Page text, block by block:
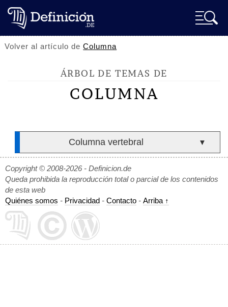
Volver al artículo deColumna
ÁRBOL DE TEMAS DE
COLUMNA
Columna vertebral ▼
Copyright © 2008-2026 - Definicion.de
Queda prohibida la reproducción total o parcial de los contenidos
de esta web
Quiénes somos - Privacidad - Contacto - Arriba ↑